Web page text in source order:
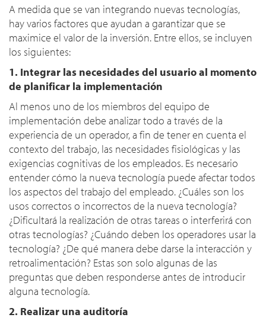
A medida que se van integrando nuevas tecnologías,
hay varios factores que ayudan a garantizar que se
maximice el valor de la inversión. Entre ellos, se incluyen
los siguientes:
1. Integrar las necesidades del usuario al momento
de planificar la implementación
Al menos uno de los miembros del equipo de
implementación debe analizar todo a través de la
experiencia de un operador, a fin de tener en cuenta el
contexto del trabajo, las necesidades fisiológicas y las
exigencias cognitivas de los empleados. Es necesario
entender cómo la nueva tecnología puede afectar todos
los aspectos del trabajo del empleado. ¿Cuáles son los
usos correctos o incorrectos de la nueva tecnología?
¿Dificultará la realización de otras tareas o interferirá con
otras tecnologías? ¿Cuándo deben los operadores usar la
tecnología? ¿De qué manera debe darse la interacción y
retroalimentación? Estas son solo algunas de las
preguntas que deben responderse antes de introducir
alguna tecnología.
2. Realizar una auditoría